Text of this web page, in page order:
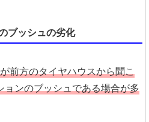
ブッシュの劣化
前方のタイヤハウスから聞こ
ョンのブッシュである場合が多